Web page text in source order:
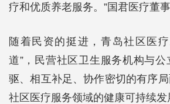
疗和优质养老服务。”国君医疗董
随着民资的挺进，青岛社区医
道”，民营社区卫生服务机构与
驱、相互补足、协作密切的有序
社区医疗服务领域的健康可持续